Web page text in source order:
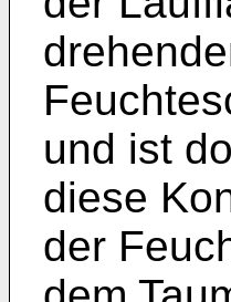
und ist
diese
der